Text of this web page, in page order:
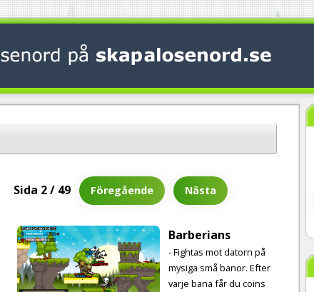
Sida 2 / 49 Föregående Nästa
Barberians
- Fightas mot datorn på
mysiga små banor. Efter
varje bana får du coins